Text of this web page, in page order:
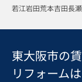
若江岩田荒本吉田長瀬
東大阪市の
リフォーム